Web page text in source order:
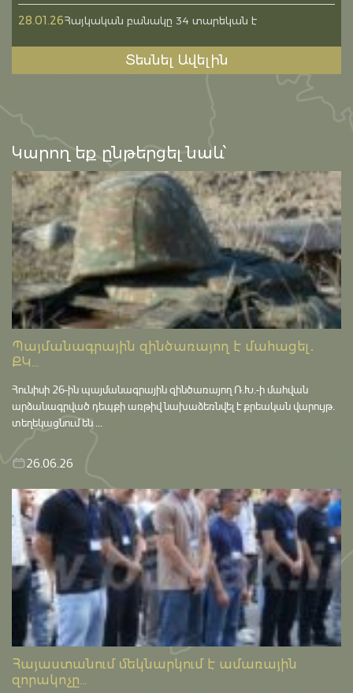
28.01.26Հայկական բանակը 34 տարեկան է
Տեսնել Ավելին
Կարող եք ընթերցել նաև՝
Պայմանագրային զինծառայող է մահացել․
ՔԿ...
Հունիսի 26-ին պայմանագրային զինծառայող Ռ.Խ.-ի մահվան
արձանագրված դեպքի առթիվ նախաձեռնվել է քրեական վարույթ․
տեղեկացնում են ...
26.06.26
Հայաստանում մեկնարկում է ամառային
զորակոչը...